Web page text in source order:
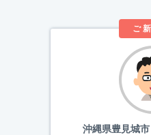
ご
沖縄県豊見城市